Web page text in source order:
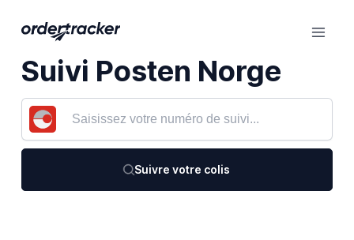
Suivi Posten Norge
Suivre votre colis